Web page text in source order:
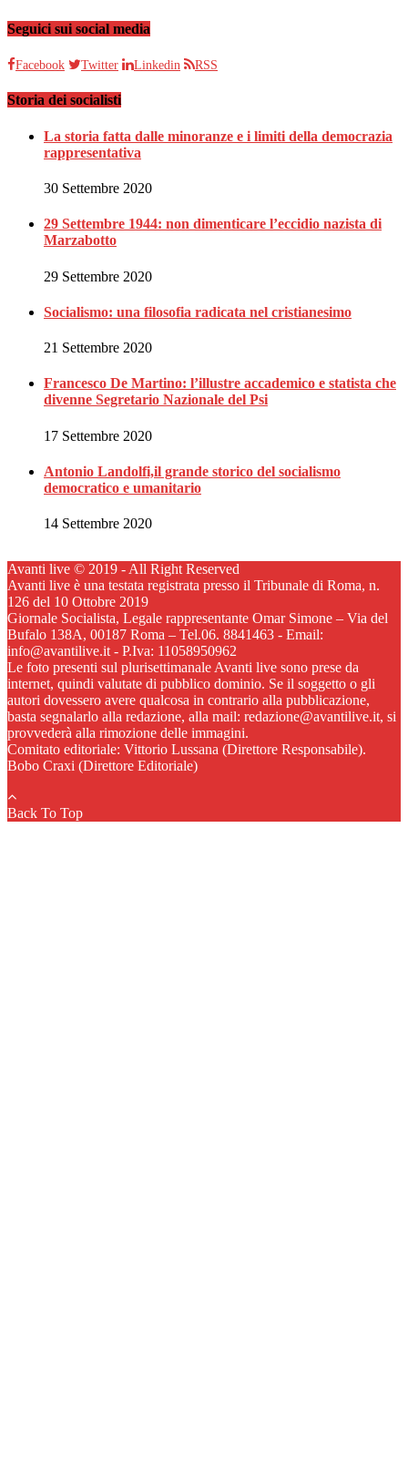
Seguici sui social media
Facebook Twitter Linkedin RSS
Storia dei socialisti
La storia fatta dalle minoranze e i limiti della democrazia
rappresentativa
30 Settembre 2020
29 Settembre 1944: non dimenticare l’eccidio nazista di
Marzabotto
29 Settembre 2020
Socialismo: una filosofia radicata nel cristianesimo
21 Settembre 2020
Francesco De Martino: l’illustre accademico e statista che
divenne Segretario Nazionale del Psi
17 Settembre 2020
Antonio Landolfi,il grande storico del socialismo
democratico e umanitario
14 Settembre 2020
Avanti live © 2019 - All Right Reserved
Avanti live è una testata registrata presso il Tribunale di Roma, n.
126 del 10 Ottobre 2019
Giornale Socialista, Legale rappresentante Omar Simone – Via del
Bufalo 138A, 00187 Roma – Tel.06. 8841463 - Email:
info@avantilive.it - P.Iva: 11058950962
Le foto presenti sul plurisettimanale Avanti live sono prese da
internet, quindi valutate di pubblico dominio. Se il soggetto o gli
autori dovessero avere qualcosa in contrario alla pubblicazione,
basta segnalarlo alla redazione, alla mail: redazione@avantilive.it, si
provvederà alla rimozione delle immagini.
Comitato editoriale: Vittorio Lussana (Direttore Responsabile).
Bobo Craxi (Direttore Editoriale)
Back To Top